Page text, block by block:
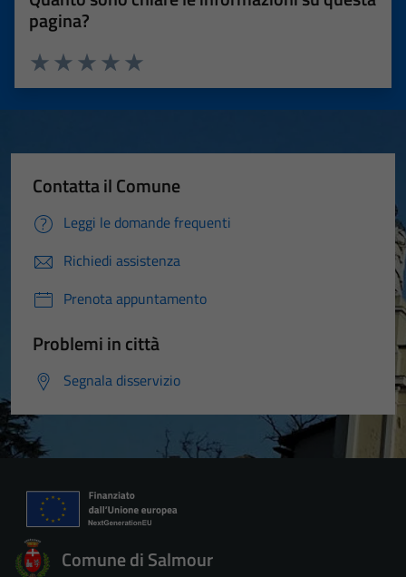
pagina?
Valuta 5 stelle su 5
Valuta 4 stelle su 5
Valuta 3 stelle su 5
Valuta 2 stelle su 5
Valuta 1 stelle su 5
Contatta il Comune
Leggi le domande frequenti
Richiedi assistenza
Prenota appuntamento
Problemi in città
Segnala disservizio
Comune di Salmour